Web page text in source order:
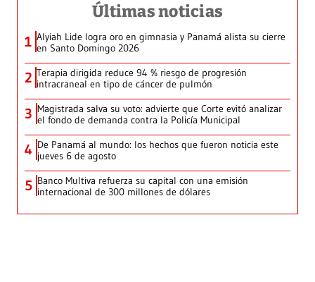
Últimas noticias
1 Alyiah Lide logra oro en gimnasia y Panamá alista su cierre
en Santo Domingo 2026
2 Terapia dirigida reduce 94 % riesgo de progresión
intracraneal en tipo de cáncer de pulmón
3 Magistrada salva su voto: advierte que Corte evitó analizar
el fondo de demanda contra la Policía Municipal
4 De Panamá al mundo: los hechos que fueron noticia este
jueves 6 de agosto
5 Banco Multiva refuerza su capital con una emisión
internacional de 300 millones de dólares